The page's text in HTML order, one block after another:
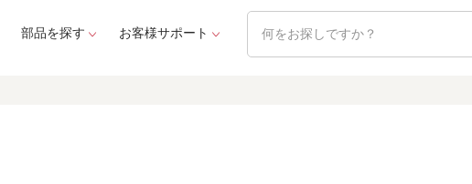
部品を探す お客様サポート